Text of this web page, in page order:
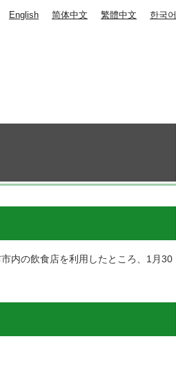
English 简体中文 繁體中文 한국어
内の飲食店を利用したところ、1月30